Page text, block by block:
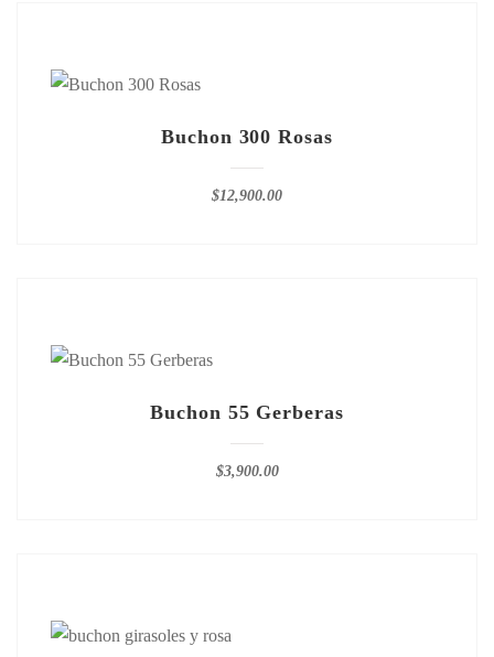
Buchon 300 Rosas
$12,900.00
Buchon 55 Gerberas
$3,900.00